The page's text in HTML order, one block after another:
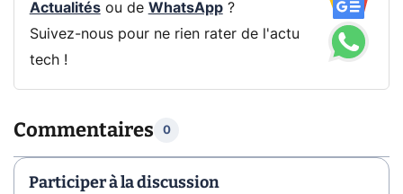
Actualitésou de WhatsApp?
Suivez-nous pour ne rien rater de l'actu
tech !
Commentaires 0
Participer à la discussion